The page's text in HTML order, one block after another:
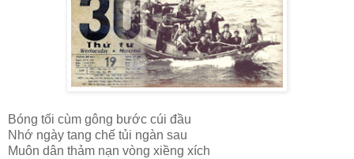
Bóng tối cùm gông bước cúi đầu
Nhớ ngày tang chế tủi ngàn sau
Muôn dân thảm nạn vòng xiềng xích